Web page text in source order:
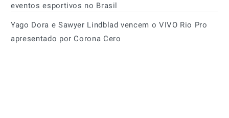
eventos esportivos no Brasil
Yago Dora e Sawyer Lindblad vencem o VIVO Rio Pro
apresentado por Corona Cero